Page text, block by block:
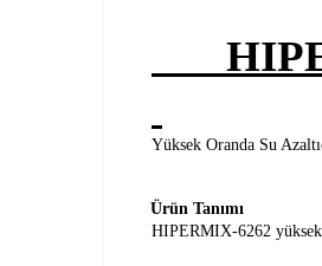
Yüksek Oranda Su
Ürün Tanımı
HIPERMIX-6262 yüksek